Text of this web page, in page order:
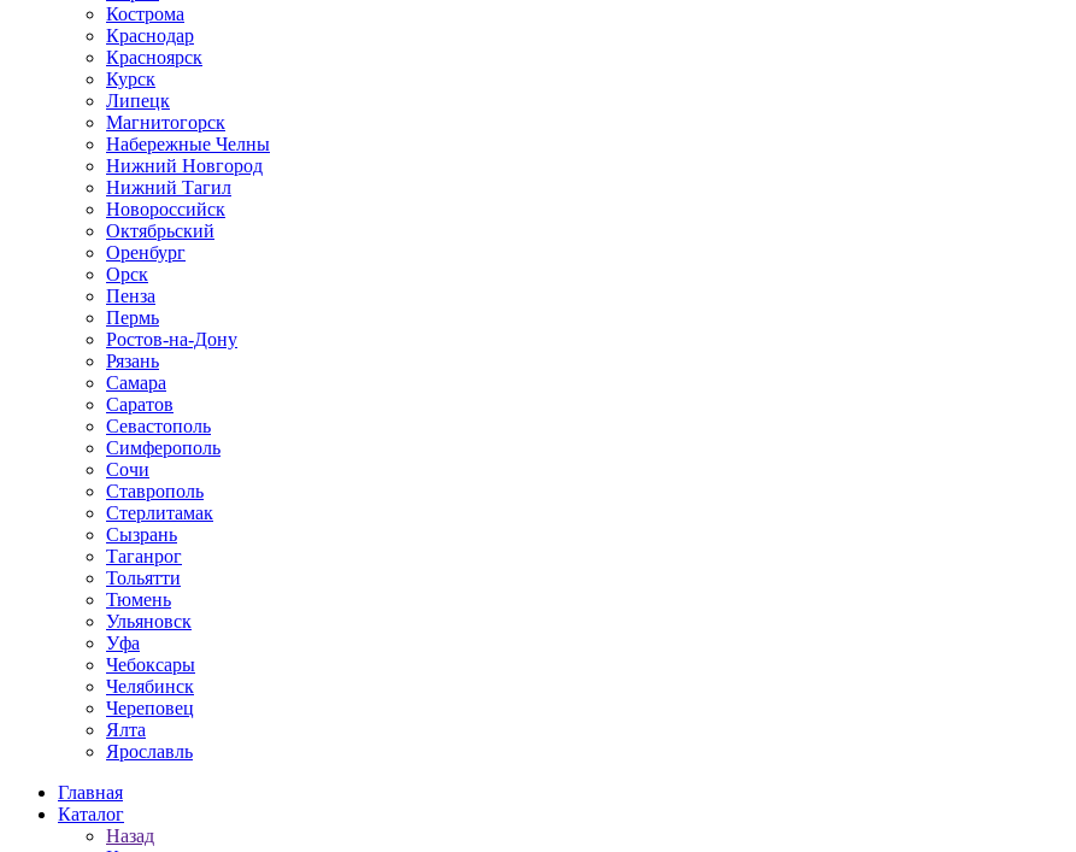
Кострома
Краснодар
Красноярск
Курск
Липецк
Магнитогорск
Набережные Челны
Нижний Новгород
Нижний Тагил
Новороссийск
Октябрьский
Оренбург
Орск
Пенза
Пермь
Ростов-на-Дону
Рязань
Самара
Саратов
Севастополь
Симферополь
Сочи
Ставрополь
Стерлитамак
Сызрань
Таганрог
Тольятти
Тюмень
Ульяновск
Уфа
Чебоксары
Челябинск
Череповец
Ялта
Ярославль
Главная
Каталог
Назад